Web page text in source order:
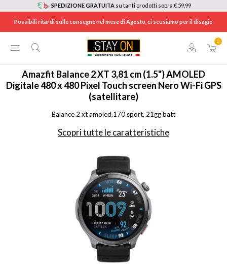
SPEDIZIONE GRATUITA su tanti prodotti sopra € 59,99
Possibili ritardi sulle consegne nel mese di Agosto, ci scusiamo per il disagio
0
WEARABLE / SMARTWATCH BALANCE2XT
Amazfit Balance 2 XT 3,81 cm (1.5") AMOLED
Digitale 480 x 480 Pixel Touch screen Nero Wi-Fi GPS
(satellitare)
Balance 2 xt amoled,170 sport, 21gg batt
Scopri tutte le caratteristiche